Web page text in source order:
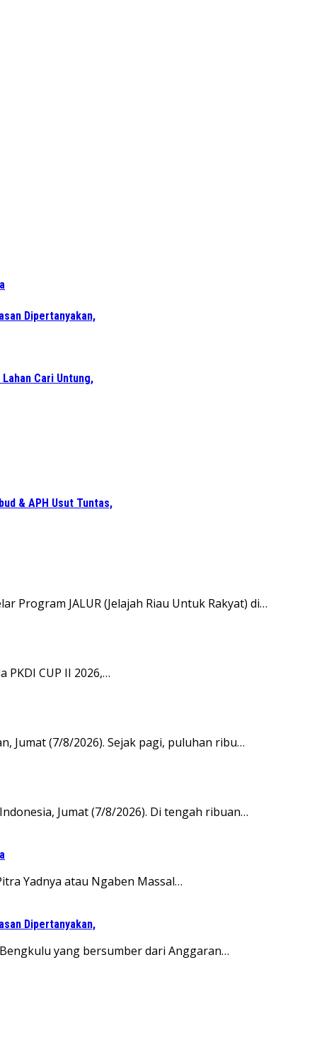
Dipertanyakan,
Cari Untung,
& APH Usut Tuntas,
Program JALUR (Jelajah Riau Untuk Rakyat) di…
CUP II 2026,…
Jumat (7/8/2026). Sejak pagi, puluhan ribu…
Jumat (7/8/2026). Di tengah ribuan…
Yadnya atau Ngaben Massal…
Dipertanyakan,
yang bersumber dari Anggaran…